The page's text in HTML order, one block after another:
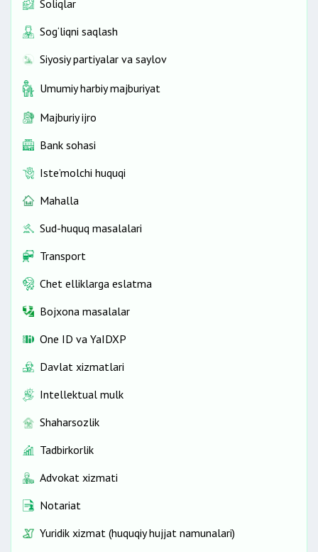
Soliqlar
Sog‘liqni saqlash
Siyosiy partiyalar va saylov
Umumiy harbiy majburiyat
Majburiy ijro
Bank sohasi
Iste’molchi huquqi
Mahalla
Sud-huquq masalalari
Transport
Chet elliklarga eslatma
Bojxona masalalar
One ID vа YaIDXP
Davlat xizmatlari
Intellektual mulk
Shaharsozlik
Tadbirkorlik
Advokat xizmati
Notariat
Yuridik xizmat (huquqiy hujjat namunalari)